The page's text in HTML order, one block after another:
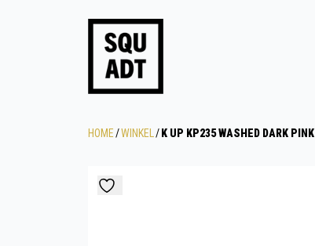
HOME/WINKEL / K UP KP235 WASHED DARK PINK